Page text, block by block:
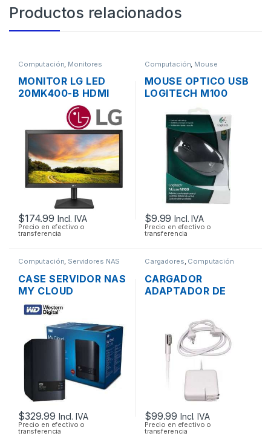
Productos relacionados
Computación Monitores
MONITOR LG LED
20MK400-B HDMI
VGA FLAT PANEL
WIDE SCREEN DE
20”
$174.99 Incl. IVA
Precio en efectivo o
transferencia
Computación Mouse
MOUSE OPTICO USB
LOGITECH M100
$9.99 Incl. IVA
Precio en efectivo o
transferencia
Computación, Servidores NAS
CASE SERVIDOR NAS
MY CLOUD
WESTERN DIGITAL 2
BAHÍAS SATA CON
USB 3.0 Y PUERTO
DE RED GIGABIT
$329.99 Incl. IVA
Precio en efectivo o
transferencia
Cargadores, Computación
CARGADOR
ADAPTADOR DE
MAGSAFE 16.5V
3.65A 60W
ORIGINAL + CABLE
DE PODER
$99.99 Incl. IVA
Precio en efectivo o
transferencia